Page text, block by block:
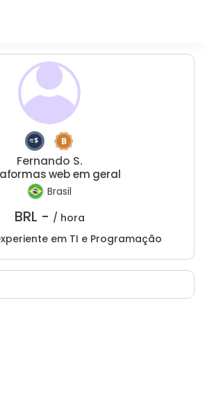
Fernando S.
web em geral
Brasil
BRL - / hora
em TI e Programação